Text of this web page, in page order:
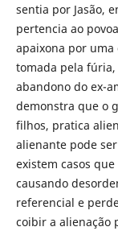
sentia por Jasão,
pertencia ao
apaixona por
tomada pela
abandono do ex-
demonstra que o
filhos, pratica
alienante pode
existem casos
causando
referencial e
coibir a alienação